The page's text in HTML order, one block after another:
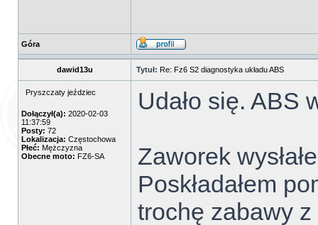
Góra
dawid13u Tytuł: Re: Fz6 S2 diagnostyka układu ABS
Pryszczaty jeździec
Dołączył(a): 2020-02-03
11:37:59
Posty: 72
Lokalizacja: Częstochowa
Płeć: Mężczyzna
Obecne moto: FZ6-SA
Udało się. ABS
Zaworek
Poskładałem
trochę zabawy z